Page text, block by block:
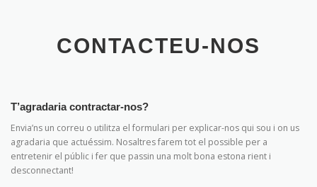
CONTACTEU-NOS
T’agradaria contractar-nos?
Envia’ns un correu o utilitza el formulari per explicar-nos qui sou i on us
agradaria que actuéssim. Nosaltres farem tot el possible per a
entretenir el públic i fer que passin una molt bona estona rient i
desconnectant!